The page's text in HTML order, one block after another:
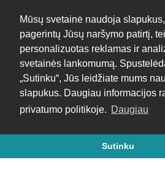
Mūsų svetainė naudoja
pagerintų Jūsų naršymo patirtį,
personalizuotas reklamas ir
svetainės lankomumą.
„Sutinku“, Jūs leidžiate mums
slapukus. Daugiau informacijos
privatumo politikoje. Daugiau
Sutinku
Rašyti atsakymą...